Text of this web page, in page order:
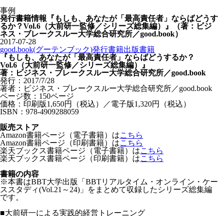
事例
発行書籍情報『もしも、あなたが「最高責任者」ならばどうす
るか？Vol.6（大前研一監修／シリーズ総集編）』（著：ビジ
ネス・ブレークスルー大学総合研究所／good.book）
2017-07-28
good.book(グーテンブック)発行書籍出版書籍
『もしも、あなたが「最高責任者」ならばどうするか？
Vol.6（大前研一監修／シリーズ総集編）』
著：ビジネス・ブレークスルー大学総合研究所／good.book
発行：2017/7/28
著者：ビジネス・ブレークスルー大学総合研究所／good.book
ページ数：150ページ
価格：印刷版1,650円（税込）／電子版1,320円（税込）
ISBN： 978-4909288059
販売ストア
Amazon書籍ページ（電子書籍）はこちら
Amazon書籍ページ（印刷書籍）はこちら
楽天ブックス書籍ページ（電子書籍）はこちら
楽天ブックス書籍ページ（印刷書籍）はこちら
書籍の内容
※本書はBBT大学出版「BBTリアルタイム・オンライン・ケー
ススタディ(Vol.21～24)」をまとめて収録したシリーズ総集編
です。
■大前研一による実践的経営トレーニング